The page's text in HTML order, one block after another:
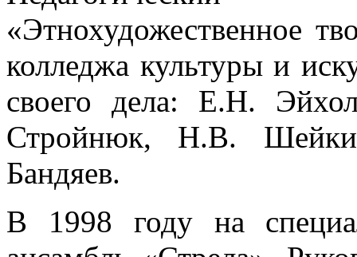
«Этнохудожественное
колледжа культуры и
своего дела: Е.Н.
Стройнюк, Н.В.
Бандяев.
В 1998 году на